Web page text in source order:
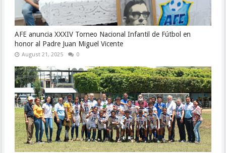
AFE anuncia XXXIV Torneo Nacional Infantil de Fútbol en
honor al Padre Juan Miguel Vicente
August 21, 2025 0